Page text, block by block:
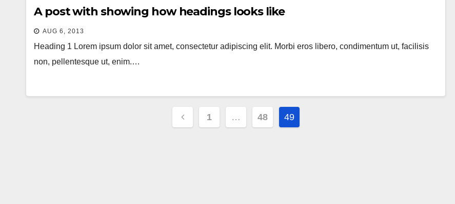
A post with showing how headings looks like
AUG 6, 2013
Heading 1 Lorem ipsum dolor sit amet, consectetur adipiscing elit. Morbi eros libero, condimentum ut, facilisis
non, pellentesque ut, enim.…
Posts
1 … 48 49